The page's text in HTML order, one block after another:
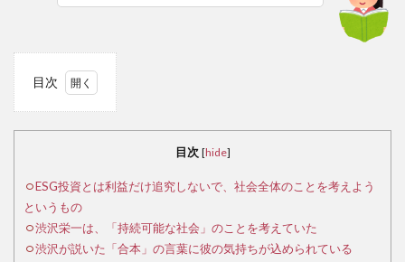
目次
とは
利益
だけ
追究
目次 [hide]
ESG投資とは利益だけ追究しないで、社会全体のことを考えよう
というもの
渋沢栄一は、「持続可能な社会」のことを考えていた
渋沢が説いた「合本」の言葉に彼の気持ちが込められている